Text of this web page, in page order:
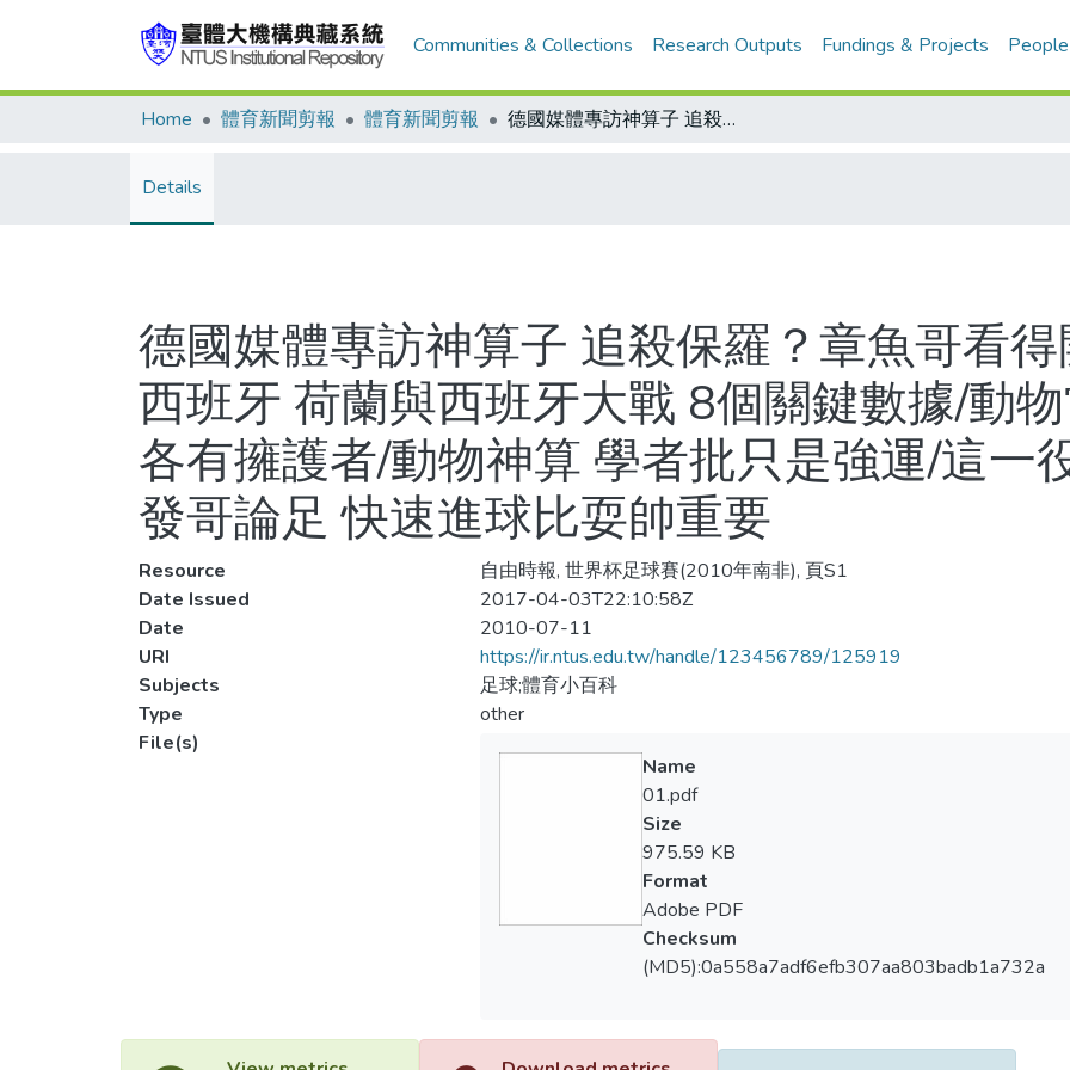
Communities & Collections Research Outputs Fundings & Projects People
Home 體育新聞剪報 體育新聞剪報 德國媒體專訪神算子 追殺保羅？章魚哥看得開/納達爾小貝 力挺西班牙 荷蘭與西班牙大戰 8個關鍵數據/動物當家 荷蘭與西班牙各有擁護者/動物神算 學者批只是強運/這一役 勾勾火併三條線/發哥論足 快速進球比耍帥重要
Details
德國媒體專訪神算子 追殺保羅？章魚哥看
西班牙 荷蘭與西班牙大戰 8個關鍵數據/動
各有擁護者/動物神算 學者批只是強運/這一
發哥論足 快速進球比耍帥重要
Resource
自由時報, 世界杯足球賽(2010年南非), 頁S1
Date Issued
2017-04-03T22:10:58Z
Date
2010-07-11
URI
https://ir.ntus.edu.tw/handle/123456789/125919
Subjects
足球;體育小百科
Type
other
File(s)
Name
01.pdf
Size
975.59 KB
Format
Adobe PDF
Checksum
(MD5):0a558a7adf6efb307aa803badb1a732a